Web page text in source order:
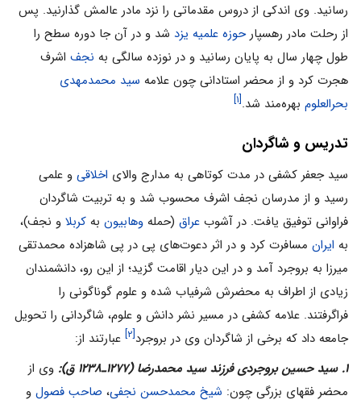
رسانید. وی اندکی از دروس مقدماتی را نزد مادر عالمش گذارنید. پس
از رحلت مادر رهسپارحوزه علمیه یزد شد و در آن جا دوره سطح را
طول چهار سال به پایان رسانید و در نوزده سالگی به نجف اشرف
هجرت کرد و از محضر استادانی چون علامه سید محمدمهدی
بحرالعلوم بهره‌مند شد.[۱]
تدریس و شاگردان
سید جعفر کشفی در مدت کوتاهی به مدارج والای اخلاقی و علمی‌‌
رسید و از مدرسان نجف اشرف محسوب شد و به تربیت شاگردان
فراوانی توفیق یافت. در آشوب عراق (حمله وهابیون به کربلا و نجف)،
به ایران مسافرت کرد و در اثر دعوت‌های پی در پی شاهزاده محمدتقی
میرزا به بروجرد آمد و در این دیار اقامت گزید؛ از این رو، دانشمندان
زیادی از اطراف به محضرش شرفیاب شده و علوم گوناگونی را
فراگرفتند. علامه کشفی در مسیر نشر دانش و علوم، شاگردانی را تحویل
جامعه داد که برخی از شاگردان وی در بروجرد[۲]
عبارتند از:
۱. سید حسین بروجردی فرزند سید محمدرضا (۱۲۷۷ـ۱۲۳۸ ق):
وی از
محضر فقهای بزرگی چون: شیخ محمدحسن نجفی، صاحب فصول و